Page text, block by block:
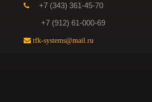
+7 (343) 361-45-70
+7 (912) 61-000-69
tfk-systems@mail.ru